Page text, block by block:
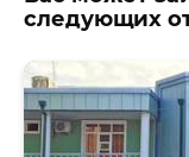
следующих